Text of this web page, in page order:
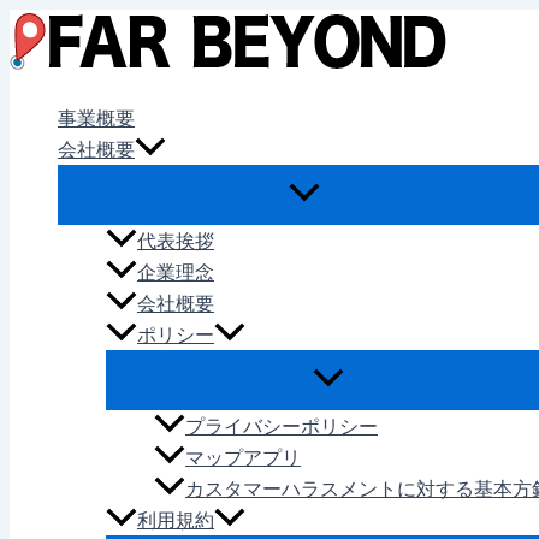
内
容
事業概要
会社概要
代表挨拶
企業理念
会社概要
ポリシー
プライバシーポリシー
マップアプリ
カスタマーハラスメントに対する基本方
利用規約